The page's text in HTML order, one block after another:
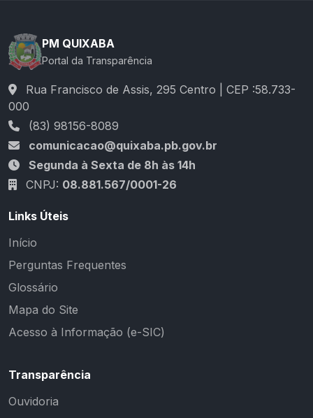
PM QUIXABA
Portal da Transparência
Rua Francisco de Assis, 295 Centro | CEP :58.733-
000
(83) 98156-8089
comunicacao@quixaba.pb.gov.br
Segunda à Sexta de 8h às 14h
CNPJ: 08.881.567/0001-26
Links Úteis
Início
Perguntas Frequentes
Glossário
Mapa do Site
Acesso à Informação (e-SIC)
Transparência
Ouvidoria